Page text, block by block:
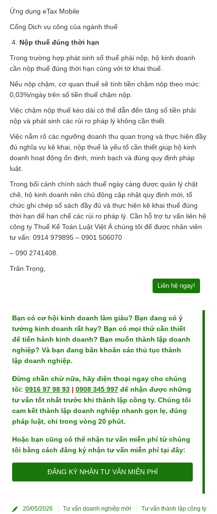
Ứng dụng eTax Mobile
Cổng Dịch vụ công của ngành thuế
Nộp thuế đúng thời hạn
Trong trường hợp phát sinh số thuế phải nộp, hộ kinh doanh
cần nộp thuế đúng thời hạn cùng với tờ khai thuế.
Nếu nộp chậm, cơ quan thuế sẽ tính tiền chậm nộp theo mức:
0,03%/ngày trên số tiền thuế chậm nộp.
Việc chậm nộp thuế kéo dài có thể dẫn đến tăng số tiền phải
nộp và phát sinh các rủi ro pháp lý không cần thiết.
Việc nắm rõ các ngưỡng doanh thu quan trọng và thực hiện đầy
đủ nghĩa vụ kê khai, nộp thuế là yếu tố cần thiết giúp hộ kinh
doanh hoạt động ổn định, minh bạch và đúng quy định pháp
luật.
Trong bối cảnh chính sách thuế ngày càng được quản lý chặt
chẽ, hộ kinh doanh nên chủ động cập nhật quy định mới, tổ
chức ghi chép sổ sách đầy đủ và thực hiện kê khai thuế đúng
thời hạn để hạn chế các rủi ro pháp lý. Cần hỗ trợ tư vấn liên hệ
công ty Thuế Kế Toán Luật Việt Á chúng tôi để được nhân viên
tư vấn: 0914 979895 – 0901 506070
– 090 2741408.
Trân Trọng,
Liên hệ ngay!
Bạn có cơ hội kinh doanh làm giàu? Bạn đang có ý
tưởng kinh doanh rất hay? Bạn có mọi thứ cần thiết
để tiến hành kinh doanh? Bạn muốn thành lập doanh
nghiệp? Và bạn đang băn khoăn các thủ tục thành
lập doanh nghiệp.
Đừng chần chừ nữa, hãy điện thoại ngay cho chúng
tôi: 0916 97 98 93 | 0908 345 997 để nhận được những
tư vấn tốt nhất trước khi thành lập công ty. Chúng tôi
cam kết thành lập doanh nghiệp nhanh gọn lẹ, đúng
pháp luật, chỉ trong vòng 20 phút.
Hoặc bạn cũng có thể nhận tư vấn miễn phí từ chúng
tôi bằng cách đăng ký nhận tư vấn miễn phí tại đây:
ĐĂNG KÝ NHẬN TƯ VẤN MIỄN PHÍ
20/05/2026 Tư vấn doanh nghiệp mới
Tư vấn thành lập công ty